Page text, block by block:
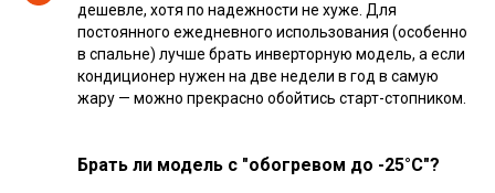
дешевле, хотя по надежности не хуже. Для
постоянного ежедневного использования (особенно
в спальне) лучше брать инверторную модель, а если
кондиционер нужен на две недели в год в самую
жару — можно прекрасно обойтись старт-стопником.
Брать ли модель с "обогревом до -25°С"?